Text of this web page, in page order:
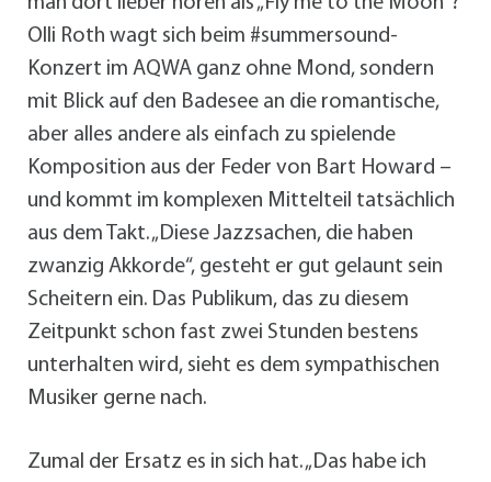
Olli Roth wagt sich beim #summersound-
Konzert im AQWA ganz ohne Mond, sondern
mit Blick auf den Badesee an die romantische,
aber alles andere als einfach zu spielende
Komposition aus der Feder von Bart Howard –
und kommt im komplexen Mittelteil tatsächlich
aus dem Takt. „Diese Jazzsachen, die haben
zwanzig Akkorde“, gesteht er gut gelaunt sein
Scheitern ein. Das Publikum, das zu diesem
Zeitpunkt schon fast zwei Stunden bestens
unterhalten wird, sieht es dem sympathischen
Musiker gerne nach.
Zumal der Ersatz es in sich hat. „Das habe ich